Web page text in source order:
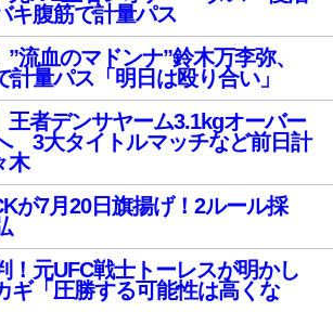
キ腹筋で計量パス
”流血のマドンナ”鈴木万李弥、
計量パス「明日は殴り合い」
王者デンサヤーム3.1kgオーバー
3大タイトルマッチなど前日計
木
が7月20日旗揚げ！2ルール採
！元UFC戦士トーレスが明かし
ギ「圧勝する可能性は高くな